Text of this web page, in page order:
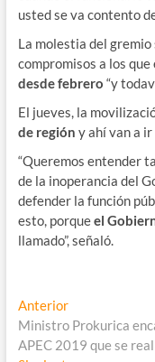
usted se va contento
La molestia del
compromisos a los
desde febrero “y
El jueves, la
de región y ahí van a ir
“Queremos entender
de la inoperancia del
defender la función
esto, porqueel
llamado”, señaló.
Navegación
de
AnteriorEntrada
anterior:
Ministro Prokurica
APEC 2019 que se